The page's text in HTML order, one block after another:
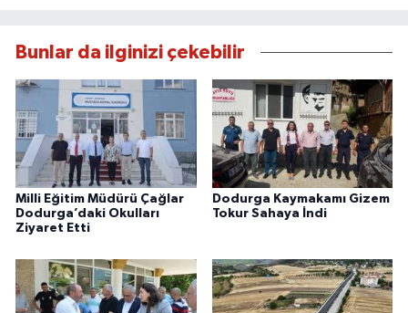
Bunlar da ilginizi çekebilir
Milli Eğitim Müdürü Çağlar
Dodurga’daki Okulları
Ziyaret Etti
Dodurga Kaymakamı Gizem
Tokur Sahaya İndi